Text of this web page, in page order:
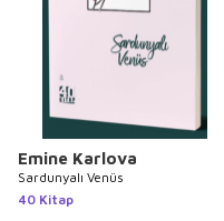
Emine Karlova
Sardunyalı Venüs
40 Kitap